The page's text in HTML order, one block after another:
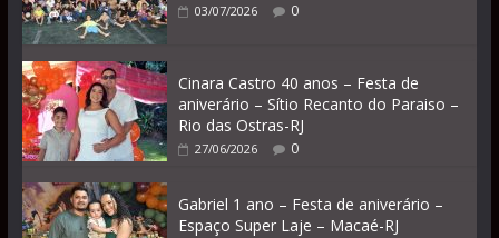
03/07/2026 0
Cinara Castro 40 anos – Festa de
aniverário – Sítio Recanto do Paraiso –
Rio das Ostras-RJ
27/06/2026 0
Gabriel 1 ano – Festa de aniverário –
Espaço Super Laje – Macaé-RJ